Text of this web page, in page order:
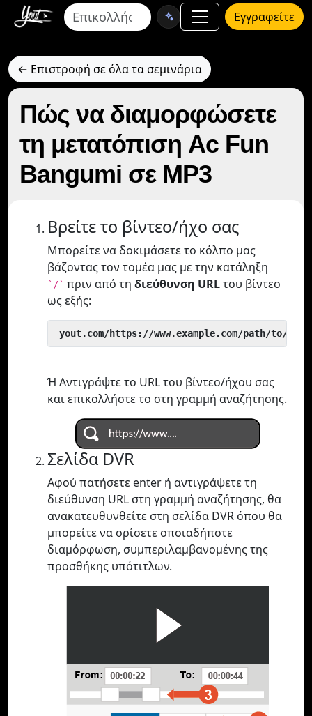
Εγγραφείτε
← Επιστροφή σε όλα τα σεμινάρια
Πώς να διαμορφώσετε
τη μετατόπιση Ac Fun
Bangumi σε MP3
Βρείτε το βίντεο/ήχο σας
Μπορείτε να δοκιμάσετε το κόλπο μας
βάζοντας τον τομέα μας με την κατάληξη
`/` πριν από τη διεύθυνση URLτου βίντεο
ως εξής:
yout.com/https://www.example.com/path/to/
Ή Αντιγράψτε το URL του βίντεο/ήχου σας
και επικολλήστε το στη γραμμή αναζήτησης.
Σελίδα DVR
Αφού πατήσετε enter ή αντιγράψετε τη
διεύθυνση URL στη γραμμή αναζήτησης, θα
ανακατευθυνθείτε στη σελίδα DVR όπου θα
μπορείτε να ορίσετε οποιαδήποτε
διαμόρφωση, συμπεριλαμβανομένης της
προσθήκης υπότιτλων.